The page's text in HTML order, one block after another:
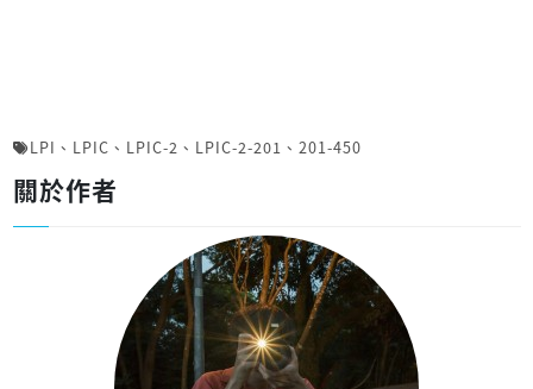
LPI 、 LPIC 、 LPIC-2 、 LPIC-2-201 、 201-450
關於作者